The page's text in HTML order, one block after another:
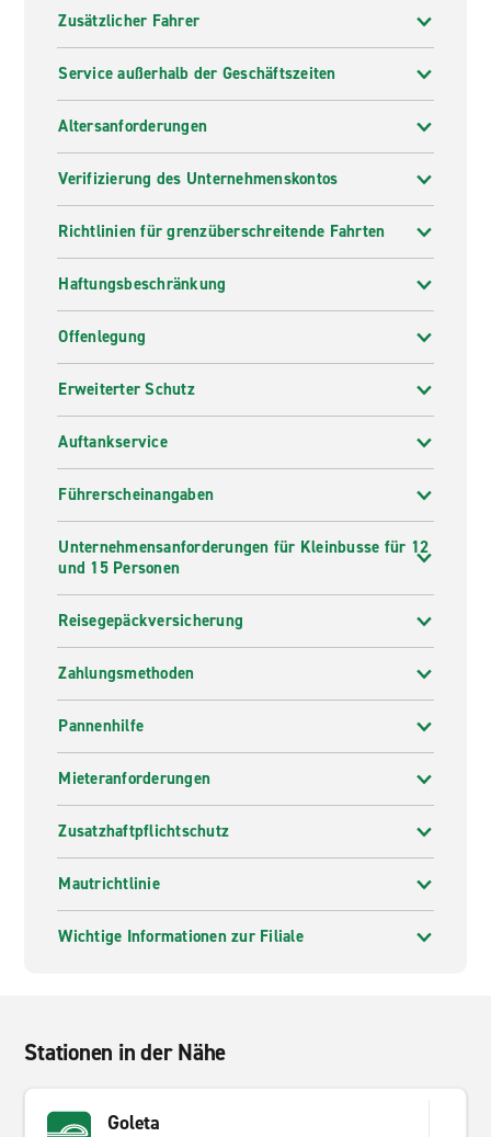
Zusätzlicher Fahrer
Service außerhalb der Geschäftszeiten
Altersanforderungen
Verifizierung des Unternehmenskontos
Richtlinien für grenzüberschreitende Fahrten
Haftungsbeschränkung
Offenlegung
Erweiterter Schutz
Auftankservice
Führerscheinangaben
Unternehmensanforderungen für Kleinbusse für 12
und 15 Personen
Reisegepäckversicherung
Zahlungsmethoden
Pannenhilfe
Mieteranforderungen
Zusatzhaftpflichtschutz
Mautrichtlinie
Wichtige Informationen zur Filiale
Stationen in der Nähe
Goleta